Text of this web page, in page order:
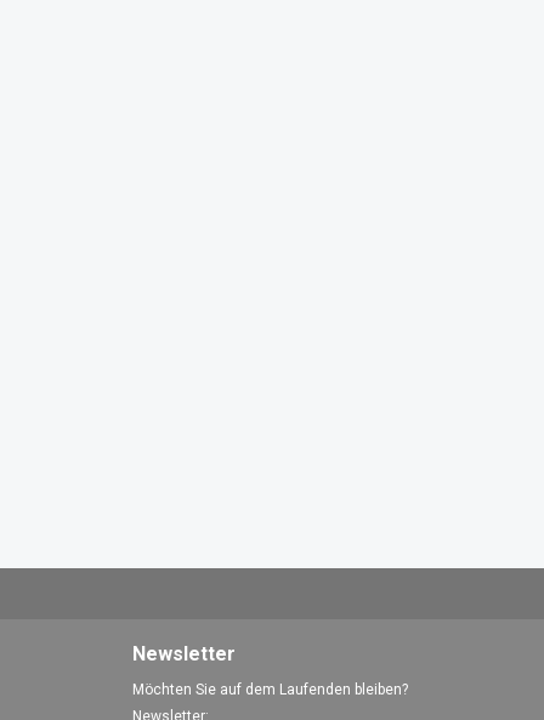
Newsletter
Möchten Sie auf dem Laufenden bleiben?
Newsletter: